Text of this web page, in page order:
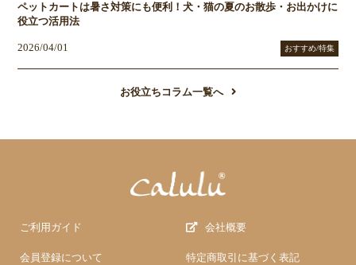
ペットカートは暑さ対策にも便利！犬・猫の夏のお散歩・お出かけに
役立つ活用法
2026/04/01 おすすめ/特集
お役立ちコラム一覧へ
ご利用ガイド
会員登録について
会社概要
特定商取引に基づく表記